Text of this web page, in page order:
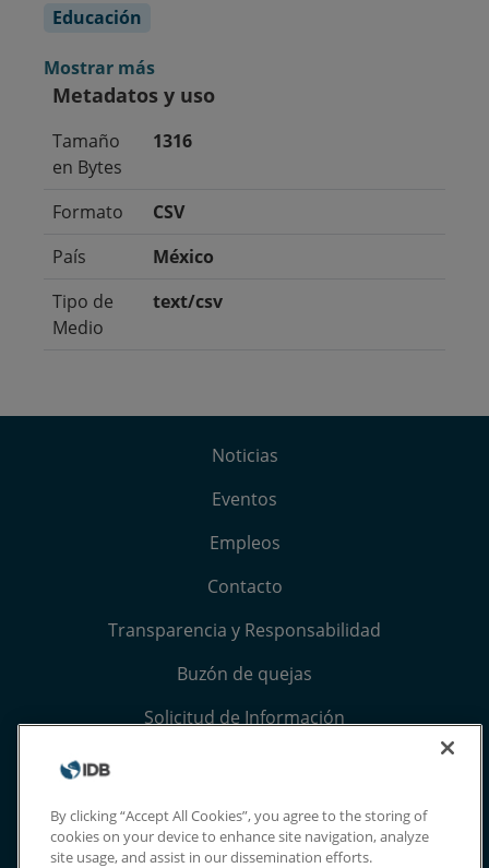
Educación
Mostrar más
Metadatos y uso
Tamaño
en Bytes
1316
Formato
CSV
País
México
Tipo de
Medio
text/csv
Noticias
Eventos
Empleos
Contacto
Transparencia y Responsabilidad
Buzón de quejas
Solicitud de Información
Términos, condiciones y aviso de privacidad
Extranet
By clicking “Accept All Cookies”, you agree to the storing of
cookies on your device to enhance site navigation, analyze
site usage, and assist in our dissemination efforts.